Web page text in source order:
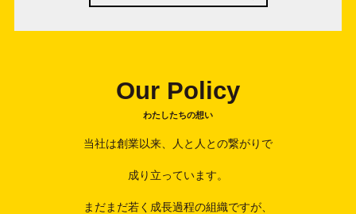
Our Policy
わたしたちの想い
当社は創業以来、人と人との繋がりで
成り立っています。
まだまだ若く成長過程の組織ですが、